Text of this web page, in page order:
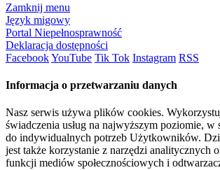
Zamknij menu
Język migowy
Portal Niepełnosprawność
Deklaracja dostępności
FacebookYouTube Tik Tok Instagram RSS
Informacja o przetwarzaniu danych
Nasz serwis używa plików cookies.
świadczenia usług na najwyższym poziomie, w
do indywidualnych potrzeb Użytkowników.
jest także korzystanie z narzędzi analitycznych
funkcji mediów społecznościowych i